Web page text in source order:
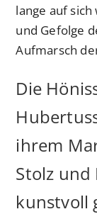
lange auf
und Gefolge
Aufmarsch
Die
ihrem
Stolz und
kunstvoll